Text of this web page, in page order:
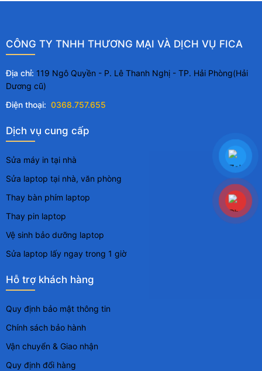
CÔNG TY TNHH THƯƠNG MẠI VÀ DỊCH VỤ FICA
Địa chỉ: 119 Ngô Quyền - P. Lê Thanh Nghị - TP. Hải Phòng(Hải
Dương cũ)
Điện thoại: 0368.757.655
Dịch vụ cung cấp
Sửa máy in tại nhà
Sửa laptop tại nhà, văn phòng
Thay bàn phím laptop
Thay pin laptop
Vệ sinh bảo dưỡng laptop
Sửa laptop lấy ngay trong 1 giờ
Hỗ trợ khách hàng
Quy định bảo mật thông tin
Chính sách bảo hành
Vận chuyển & Giao nhận
Quy định đổi hàng